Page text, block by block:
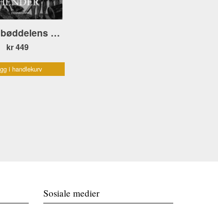
Under bøddelens hender
kr 449
i handlekurv
Sosiale medier